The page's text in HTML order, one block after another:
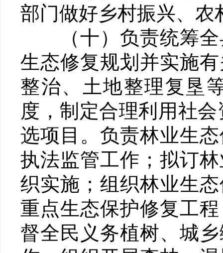
部门做好乡村振兴、
（十）负责统筹全
生态修复规划并实施
整治、土地整理复垦
度，制定合理利用社
选项目。负责林业生
执法监管工作；拟订
织实施；组织林业生
重点生态保护修复工
督全民义务植树、城